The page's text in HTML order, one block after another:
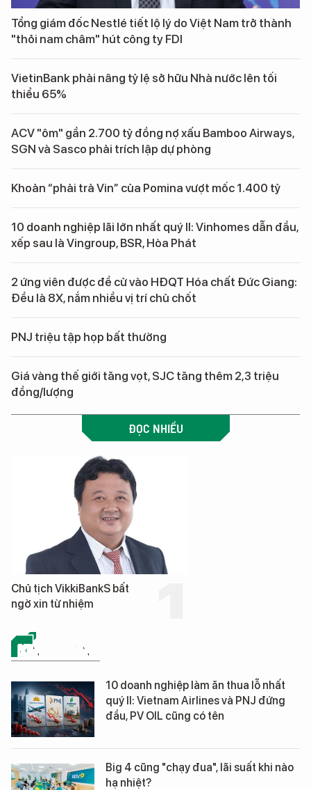
Tổng giám đốc Nestlé tiết lộ lý do Việt Nam trở thành
"thỏi nam châm" hút công ty FDI
VietinBank phải nâng tỷ lệ sở hữu Nhà nước lên tối
thiểu 65%
ACV "ôm" gần 2.700 tỷ đồng nợ xấu Bamboo Airways,
SGN và Sasco phải trích lập dự phòng
Khoản “phải trả Vin” của Pomina vượt mốc 1.400 tỷ
10 doanh nghiệp lãi lớn nhất quý II: Vinhomes dẫn đầu,
xếp sau là Vingroup, BSR, Hòa Phát
2 ứng viên được đề cử vào HĐQT Hóa chất Đức Giang:
Đều là 8X, nắm nhiều vị trí chủ chốt
PNJ triệu tập họp bất thường
Giá vàng thế giới tăng vọt, SJC tăng thêm 2,3 triệu
đồng/lượng
ĐỌC NHIỀU
Chủ tịch VikkiBankS bất
ngờ xin từ nhiệm
KINH DOANH
10 doanh nghiệp làm ăn thua lỗ nhất
quý II: Vietnam Airlines và PNJ đứng
đầu, PV OIL cũng có tên
Big 4 cũng "chạy đua", lãi suất khi nào
hạ nhiệt?